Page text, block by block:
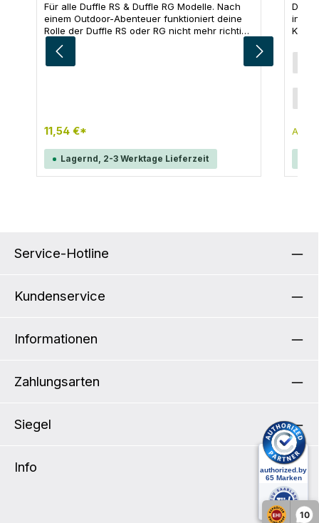
10
Für alle Duffle RS & Duffle RG Modelle. Nach
einem Outdoor-Abenteuer funktioniert deine
Rolle der Duffle RS oder RG nicht mehr richtig?
Mit diesem Ersatzrad rollst du ab sofort in dein
neues Abenteuer. INHALT: 1x Ersatzrad, 100
mm
11,54 €*
Lagernd, 2-3 Werktage Lieferzeit
wie
Ab
Service-Hotline
Kundenservice
Informationen
Zahlungsarten
Siegel
Info